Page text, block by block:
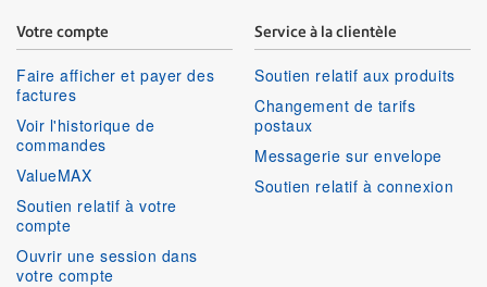
Votre compte
Faire afficher et payer des
factures
Voir l'historique de
commandes
ValueMAX
Soutien relatif à votre
compte
Ouvrir une session dans
votre compte
Service à la clientèle
Soutien relatif aux produits
Changement de tarifs
postaux
Messagerie sur envelope
Soutien relatif à connexion